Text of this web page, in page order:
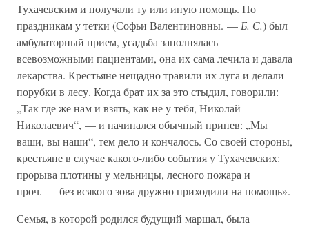
Тухачевским и получали ту или иную помощь. По
праздникам у тетки (Софьи Валентиновны. — Б. С.) был
амбулаторный прием, усадьба заполнялась
всевозможными пациентами, она их сама лечила и давала
лекарства. Крестьяне нещадно травили их луга и делали
порубки в лесу. Когда брат их за это стыдил, говорили:
„Так где же нам и взять, как не у тебя, Николай
Николаевич“, — и начинался обычный припев: „Мы
ваши, вы наши“, тем дело и кончалось. Со своей стороны,
крестьяне в случае какого-либо события у Тухачевских:
прорыва плотины у мельницы, лесного пожара и
проч. — без всякого зова дружно приходили на помощь».
Семья, в которой родился будущий маршал, была